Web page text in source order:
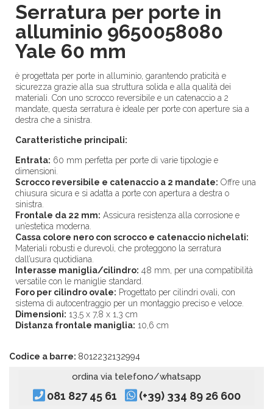
Serratura per porte in
alluminio 9650058080
Yale 60 mm
è progettata per porte in alluminio, garantendo praticità e
sicurezza grazie alla sua struttura solida e alla qualità dei
materiali. Con uno scrocco reversibile e un catenaccio a 2
mandate, questa serratura è ideale per porte con aperture sia a
destra che a sinistra.
Caratteristiche principali:
Entrata: 60 mm perfetta per porte di varie tipologie e
dimensioni.
Scrocco reversibile e catenaccio a 2 mandate: Offre una
chiusura sicura e si adatta a porte con apertura a destra o
sinistra.
Frontale da 22 mm: Assicura resistenza alla corrosione e
un’estetica moderna.
Cassa colore nero con scrocco e catenaccio nichelati:
Materiali robusti e durevoli, che proteggono la serratura
dall’usura quotidiana.
Interasse maniglia/cilindro: 48 mm, per una compatibilità
versatile con le maniglie standard.
Foro per cilindro ovale: Progettato per cilindri ovali, con
sistema di autocentraggio per un montaggio preciso e veloce.
Dimensioni: 13,5 x 7,8 x 1,3 cm
Distanza frontale maniglia: 10,6 cm
Codice a barre: 8012232132994
ordina via telefono/whatsapp
081 827 45 61 (+39) 334 89 26 600